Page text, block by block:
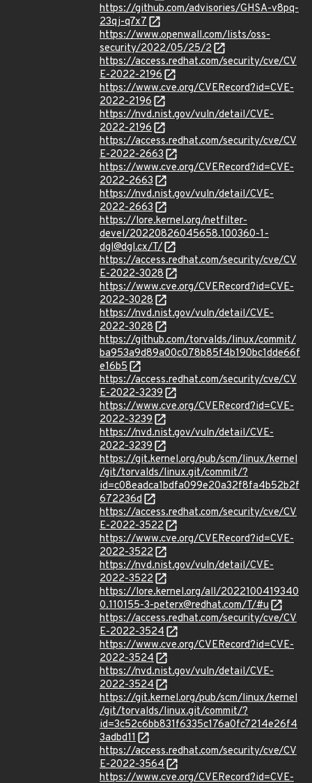
https://github.com/advisories/GHSA-v8pq-
23qj-q7x7
https://www.openwall.com/lists/oss-
security/2022/05/25/2
https://access.redhat.com/security/cve/CV
E-2022-2196
https://www.cve.org/CVERecord?id=CVE-
2022-2196
https://nvd.nist.gov/vuln/detail/CVE-
2022-2196
https://access.redhat.com/security/cve/CV
E-2022-2663
https://www.cve.org/CVERecord?id=CVE-
2022-2663
https://nvd.nist.gov/vuln/detail/CVE-
2022-2663
https://lore.kernel.org/netfilter-
devel/20220826045658.100360-1-
dgl@dgl.cx/T/
https://access.redhat.com/security/cve/CV
E-2022-3028
https://www.cve.org/CVERecord?id=CVE-
2022-3028
https://nvd.nist.gov/vuln/detail/CVE-
2022-3028
https://github.com/torvalds/linux/commit/
ba953a9d89a00c078b85f4b190bc1dde66f
e16b5
https://access.redhat.com/security/cve/CV
E-2022-3239
https://www.cve.org/CVERecord?id=CVE-
2022-3239
https://nvd.nist.gov/vuln/detail/CVE-
2022-3239
https://git.kernel.org/pub/scm/linux/kernel
/git/torvalds/linux.git/commit/?
id=c08eadca1bdfa099e20a32f8fa4b52b2f
672236d
https://access.redhat.com/security/cve/CV
E-2022-3522
https://www.cve.org/CVERecord?id=CVE-
2022-3522
https://nvd.nist.gov/vuln/detail/CVE-
2022-3522
https://lore.kernel.org/all/2022100419340
0.110155-3-peterx@redhat.com/T/#u
https://access.redhat.com/security/cve/CV
E-2022-3524
https://www.cve.org/CVERecord?id=CVE-
2022-3524
https://nvd.nist.gov/vuln/detail/CVE-
2022-3524
https://git.kernel.org/pub/scm/linux/kernel
/git/torvalds/linux.git/commit/?
id=3c52c6bb831f6335c176a0fc7214e26f4
3adbd11
https://access.redhat.com/security/cve/CV
E-2022-3564
https://www.cve.org/CVERecord?id=CVE-